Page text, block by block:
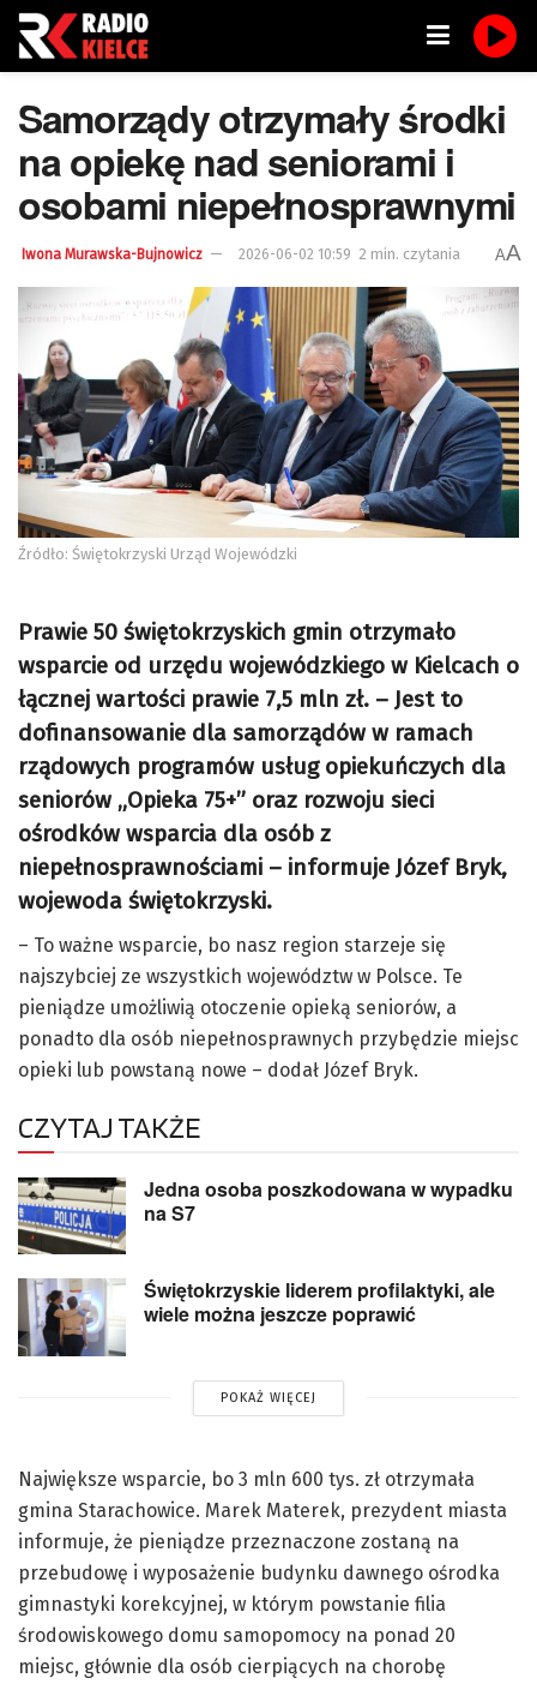
Samorządy otrzymały środki
na opiekę nad seniorami i
osobami niepełnosprawnymi
Iwona Murawska-Bujnowicz 2026-06-02 10:59 2 min. czytania AA
Źródło: Świętokrzyski Urząd Wojewódzki
Prawie 50 świętokrzyskich gmin otrzymało
wsparcie od urzędu wojewódzkiego w Kielcach o
łącznej wartości prawie 7,5 mln zł. – Jest to
dofinansowanie dla samorządów w ramach
rządowych programów usług opiekuńczych dla
seniorów „Opieka 75+” oraz rozwoju sieci
ośrodków wsparcia dla osób z
niepełnosprawnościami – informuje Józef Bryk,
wojewoda świętokrzyski.
– To ważne wsparcie, bo nasz region starzeje się
najszybciej ze wszystkich województw w Polsce. Te
pieniądze umożliwią otoczenie opieką seniorów, a
ponadto dla osób niepełnosprawnych przybędzie miejsc
opieki lub powstaną nowe – dodał Józef Bryk.
CZYTAJ TAKŻE
Jedna osoba poszkodowana w wypadku
na S7
Świętokrzyskie liderem profilaktyki, ale
wiele można jeszcze poprawić
POKAŻ WIĘCEJ
Największe wsparcie, bo 3 mln 600 tys. zł otrzymała
gmina Starachowice. Marek Materek, prezydent miasta
informuje, że pieniądze przeznaczone zostaną na
przebudowę i wyposażenie budynku dawnego ośrodka
gimnastyki korekcyjnej, w którym powstanie filia
środowiskowego domu samopomocy na ponad 20
miejsc, głównie dla osób cierpiących na chorobę